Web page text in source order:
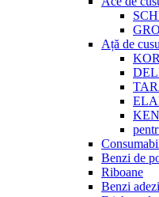
Ață de
Benzi de
Riboane
Benzi